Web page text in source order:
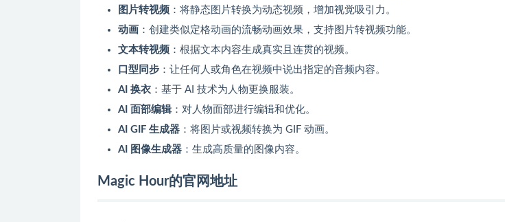
图片转视频 ：将静态图片转换为动态视频，增加视觉吸引力。
动画 ：创建类似定格动画的流畅动画效果，支持图片转视频功能。
文本转视频 ：根据文本内容生成真实且连贯的视频。
口型同步 ：让任何人或角色在视频中说出指定的音频内容。
AI 换衣 ：基于 AI 技术为人物更换服装。
AI 面部编辑：对人物面部进行编辑和优化。
AI GIF 生成器 ：将图片或视频转换为 GIF 动画。
AI 图像生成器 ：生成高质量的图像内容。
Magic Hour的官网地址